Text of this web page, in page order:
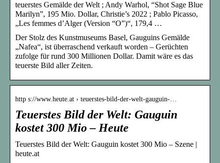
teuerstes Gemälde der Welt ; Andy Warhol, “Shot Sage Blue
Marilyn”, 195 Mio. Dollar, Christie’s 2022 ; Pablo Picasso,
„Les femmes d’Alger (Version “O”)“, 179,4 …
Der Stolz des Kunstmuseums Basel, Gauguins Gemälde
„Nafea“, ist überraschend verkauft worden – Gerüchten
zufolge für rund 300 Millionen Dollar. Damit wäre es das
teuerste Bild aller Zeiten.
http s://www.heute.at › teuerstes-bild-der-welt-gauguin-…
Teuerstes Bild der Welt: Gauguin
kostet 300 Mio – Heute
Teuerstes Bild der Welt: Gauguin kostet 300 Mio – Szene |
heute.at